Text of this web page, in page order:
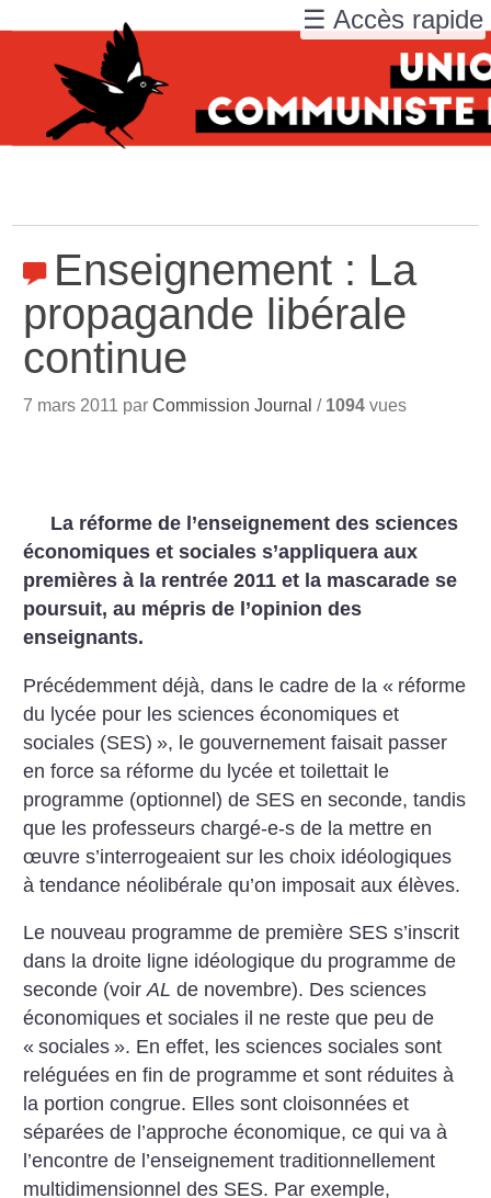
Enseignement : La
propagande libérale
continue
7 mars 2011 parCommission Journal / 1094 vues
La réforme de l’enseignement des sciences
économiques et sociales s’appliquera aux
premières à la rentrée 2011 et la mascarade se
poursuit, au mépris de l’opinion des
enseignants.
Précédemment déjà, dans le cadre de la « réforme
du lycée pour les sciences économiques et
sociales (SES) », le gouvernement faisait passer
en force sa réforme du lycée et toilettait le
programme (optionnel) de SES en seconde, tandis
que les professeurs chargé-e-s de la mettre en
œuvre s’interrogeaient sur les choix idéologiques
à tendance néolibérale qu’on imposait aux élèves.
Le nouveau programme de première SES s’inscrit
dans la droite ligne idéologique du programme de
seconde (voirAL de novembre). Des sciences
économiques et sociales il ne reste que peu de
« sociales ». En effet, les sciences sociales sont
reléguées en fin de programme et sont réduites à
la portion congrue. Elles sont cloisonnées et
séparées de l’approche économique, ce qui va à
l’encontre de l’enseignement traditionnellement
multidimensionnel des SES. Par exemple,
☰ Accès rapide